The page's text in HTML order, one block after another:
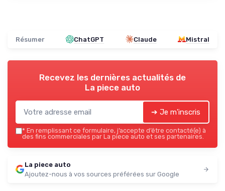
Résumer ChatGPT Claude Mistral
Recevez les dernières actualités de
La piece auto
➔ Je m'inscris
* En remplissant ce formulaire, j’accepte d’être contacté(e) à
des fins commerciales par La piece auto et ses partenaires.
La piece auto
Ajoutez-nous à vos sources préférées sur Google